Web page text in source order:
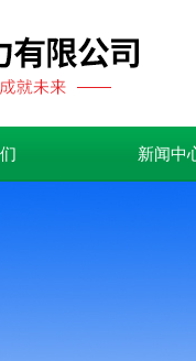
新闻中